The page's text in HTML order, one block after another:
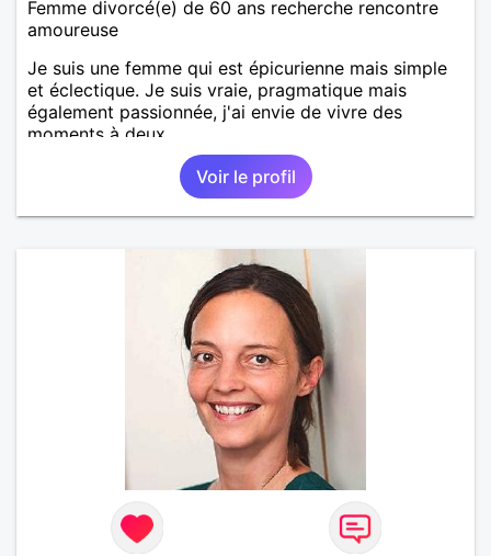
Femme divorcé(e) de 60 ans recherche rencontre
amoureuse
Je suis une femme qui est épicurienne mais simple
et éclectique. Je suis vraie, pragmatique mais
également passionnée, j'ai envie de vivre des
moments à deux.
Voir le profil